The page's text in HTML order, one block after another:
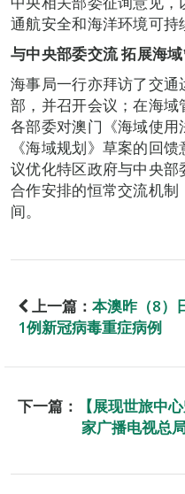
通航安全和海洋环境可持
与中央部委交流 拓展海
海事局一行亦拜访了交
部，并召开会议；在海
各部委对澳门《海域使
《海域规划》草案的回
议优化特区政府与中央
合作安排的恒常交流机
间。
上一篇： 本澳昨（8）
1例新冠病毒重症病例
下一篇：
【展现世旅中
家广播电视总